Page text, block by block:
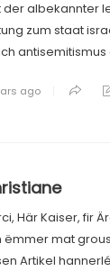
der albekannter
zum staat
antisemitismus
ago
Här Kaiser, fir
ëmmer mat
Artikel